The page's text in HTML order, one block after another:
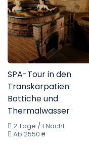
SPA-Tour in den
Transkarpatien:
Bottiche und
Thermalwasser
2 Tage / 1 Nacht
Ab 2550 ₴